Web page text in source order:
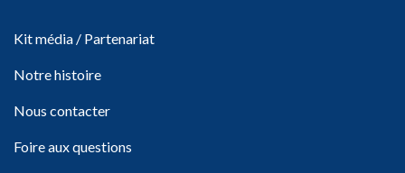
Kit média / Partenariat
Notre histoire
Nous contacter
Foire aux questions